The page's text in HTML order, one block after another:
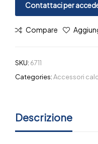
Contattaci per
Compare
SKU: 6711
Categories:Accessori
Descrizione